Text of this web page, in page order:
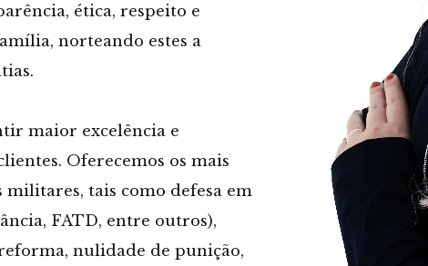
ética, respeito e
norteando estes a
maior excelência e
Oferecemos os mais
militares, tais como defesa em
FATD, entre outros),
nulidade de punição,